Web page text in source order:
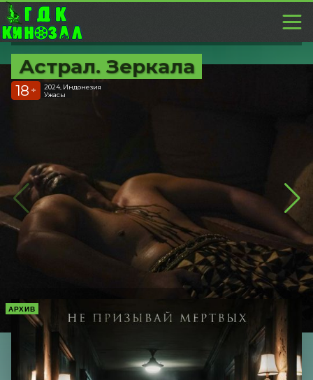
Астрал. Зеркала
18 +
2024, Индонезия
Ужасы
АРХИВ